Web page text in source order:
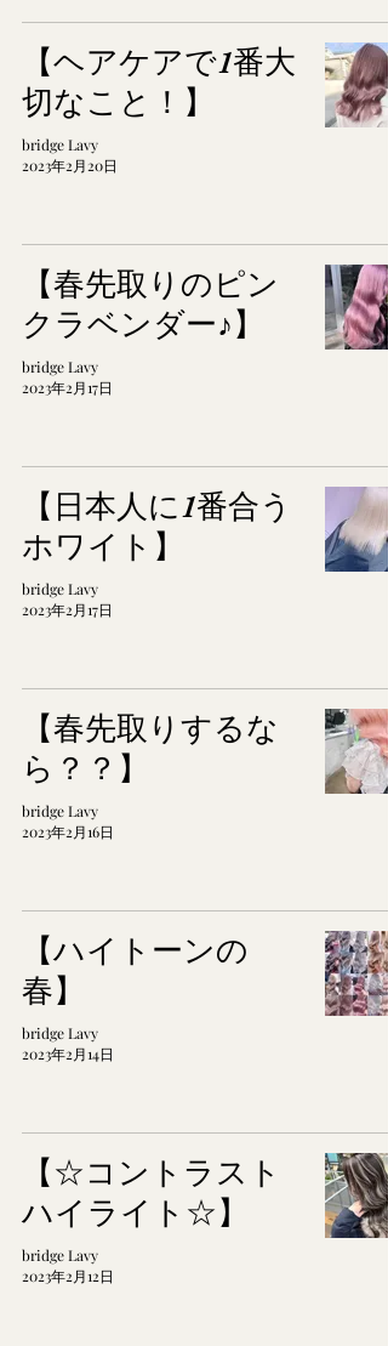
【ヘアケアで1番大
切なこと！】
bridge Lavy
2023年2月20日
【春先取りのピン
クラベンダー♪】
bridge Lavy
2023年2月17日
【日本人に1番合う
ホワイト】
bridge Lavy
2023年2月17日
【春先取りするな
ら？？】
bridge Lavy
2023年2月16日
【ハイトーンの
春】
bridge Lavy
2023年2月14日
【☆コントラスト
ハイライト☆】
bridge Lavy
2023年2月12日